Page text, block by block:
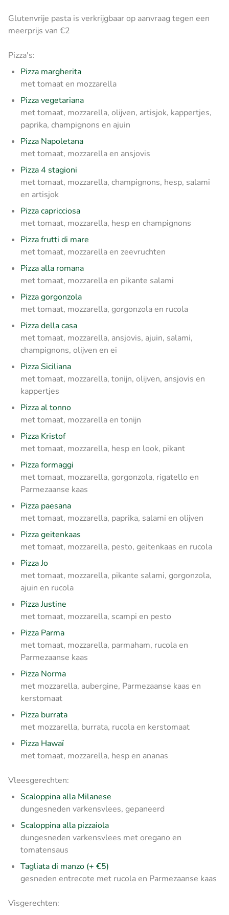
Glutenvrije pasta is verkrijgbaar op aanvraag tegen een
meerprijs van €2
Pizza's:
Pizza margherita
met tomaat en mozzarella
Pizza vegetariana
met tomaat, mozzarella, olijven, artisjok, kappertjes,
paprika, champignons en ajuin
Pizza Napoletana
met tomaat, mozzarella en ansjovis
Pizza 4 stagioni
met tomaat, mozzarella, champignons, hesp, salami
en artisjok
Pizza capricciosa
met tomaat, mozzarella, hesp en champignons
Pizza frutti di mare
met tomaat, mozzarella en zeevruchten
Pizza alla romana
met tomaat, mozzarella en pikante salami
Pizza gorgonzola
met tomaat, mozzarella, gorgonzola en rucola
Pizza della casa
met tomaat, mozzarella, ansjovis, ajuin, salami,
champignons, olijven en ei
Pizza Siciliana
met tomaat, mozzarella, tonijn, olijven, ansjovis en
kappertjes
Pizza al tonno
met tomaat, mozzarella en tonijn
Pizza Kristof
met tomaat, mozzarella, hesp en look, pikant
Pizza formaggi
met tomaat, mozzarella, gorgonzola, rigatello en
Parmezaanse kaas
Pizza paesana
met tomaat, mozzarella, paprika, salami en olijven
Pizza geitenkaas
met tomaat, mozzarella, pesto, geitenkaas en rucola
Pizza Jo
met tomaat, mozzarella, pikante salami, gorgonzola,
ajuin en rucola
Pizza Justine
met tomaat, mozzarella, scampi en pesto
Pizza Parma
met tomaat, mozzarella, parmaham, rucola en
Parmezaanse kaas
Pizza Norma
met mozzarella, aubergine, Parmezaanse kaas en
kerstomaat
Pizza burrata
met mozzarella, burrata, rucola en kerstomaat
Pizza Hawaï
met tomaat, mozzarella, hesp en ananas
Vleesgerechten:
Scaloppina alla Milanese
dungesneden varkensvlees, gepaneerd
Scaloppina alla pizzaiola
dungesneden varkensvlees met oregano en
tomatensaus
Tagliata di manzo (+ €5)
gesneden entrecote met rucola en Parmezaanse kaas
Visgerechten: